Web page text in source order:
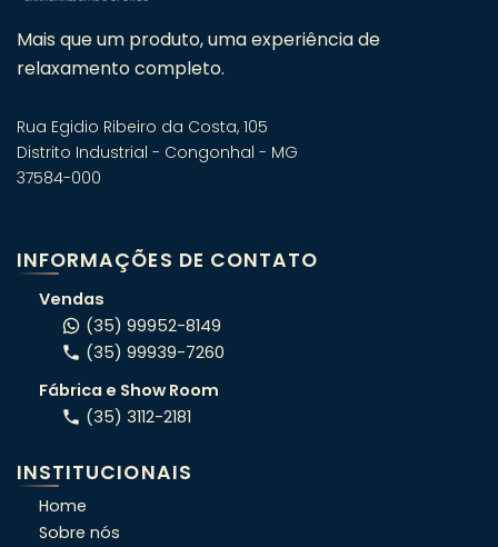
Mais que um produto, uma experiência de
relaxamento completo.
Rua Egidio Ribeiro da Costa, 105
Distrito Industrial - Congonhal - MG
37584-000
INFORMAÇÕES DE CONTATO
Vendas
(35) 99952-8149
(35) 99939-7260
Fábrica e Show Room
(35) 3112-2181
INSTITUCIONAIS
Home
Sobre nós
banheiras! 🛁
ORÇAMENTO RÁPIDO
Conte o seu projeto e indicamos o